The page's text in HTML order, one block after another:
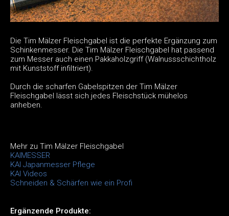
Die Tim Mälzer Fleischgabel ist die perfekte Ergänzung zum
Schinkenmesser. Die Tim Mälzer Fleischgabel hat passend
zum Messer auch einen Pakkaholzgriff (Walnussschichtholz
mit Kunststoff infiltriert).
Durch die scharfen Gabelspitzen der Tim Mälzer
Fleischgabel lässt sich jedes Fleischstück mühelos
anheben.
Mehr zu Tim Mälzer Fleischgabel
KAIMESSER
KAI Japanmesser Pflege
KAI Videos
Schneiden & Schärfen wie ein Profi
Ergänzende Produkte: